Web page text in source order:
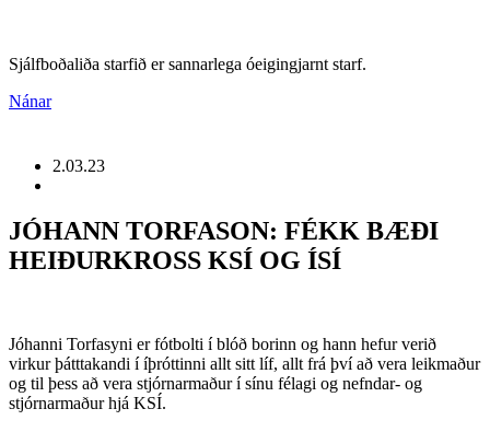
Sjálfboðaliða starfið er sannarlega óeigingjarnt starf.
Nánar
2.03.23
JÓHANN TORFASON: FÉKK BÆÐI
HEIÐURKROSS KSÍ OG ÍSÍ
Jóhanni Torfasyni er fótbolti í blóð borinn og hann hefur verið
virkur þátttakandi í íþróttinni allt sitt líf, allt frá því að vera leikmaður
og til þess að vera stjórnarmaður í sínu félagi og nefndar- og
stjórnarmaður hjá KSÍ.